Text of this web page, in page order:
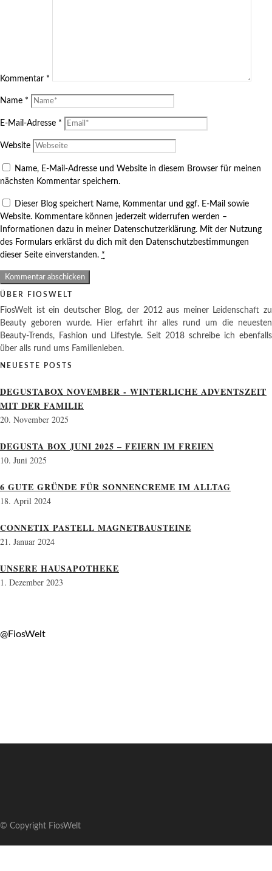
Kommentar *
Name *
E-Mail-Adresse *
Website
Name, E-Mail-Adresse und Website in diesem Browser für meinen
nächsten Kommentar speichern.
Dieser Blog speichert Name, Kommentar und ggf. E-Mail sowie
Website. Kommentare können jederzeit widerrufen werden –
Informationen dazu in meiner Datenschutzerklärung. Mit der Nutzung
des Formulars erklärst du dich mit den Datenschutzbestimmungen
dieser Seite einverstanden. *
ÜBER FIOSWELT
FiosWelt ist ein deutscher Blog, der 2012 aus meiner Leidenschaft zu
Beauty geboren wurde. Hier erfahrt ihr alles rund um die neuesten
Beauty-Trends, Fashion und Lifestyle. Seit 2018 schreibe ich ebenfalls
über alls rund ums Familienleben.
NEUESTE POSTS
DEGUSTABOX NOVEMBER - WINTERLICHE ADVENTSZEIT
MIT DER FAMILIE
20. November 2025
DEGUSTA BOX JUNI 2025 – FEIERN IM FREIEN
10. Juni 2025
6 GUTE GRÜNDE FÜR SONNENCREME IM ALLTAG
18. April 2024
CONNETIX PASTELL MAGNETBAUSTEINE
21. Januar 2024
UNSERE HAUSAPOTHEKE
1. Dezember 2023
@FiosWelt
© Copyright FiosWelt